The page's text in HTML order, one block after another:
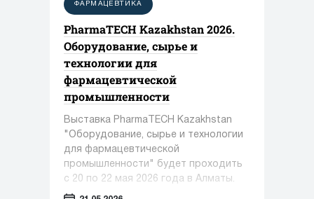
ФАРМАЦЕВТИКА
PharmaTECH Kazakhstan 2026.
Оборудование, сырье и
технологии для
фармацевтической
промышленности
Выставка PharmaTECH Kazakhstan
"Оборудование, сырье и технологии
для фармацевтической
промышленности" будет проходить
с 20 по 22 мая 2026 года в Алматы.